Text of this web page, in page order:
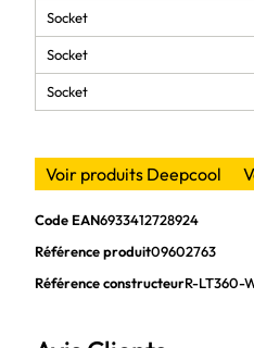
Socket
Socket
Socket
Voir produits Deepcool
Code EAN6933412728924
Référence produit09602763
Référence constructeurR-LT360-